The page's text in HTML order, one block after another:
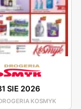
SIE 2026
KOSMYK